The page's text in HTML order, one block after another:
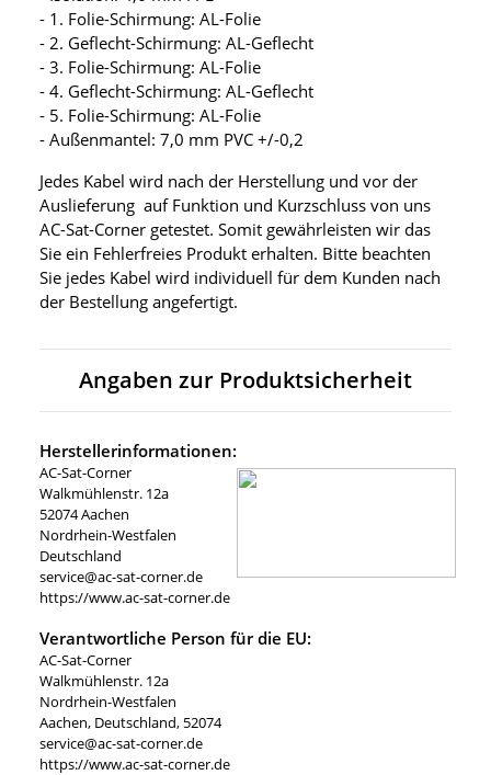
- 1. Folie-Schirmung: AL-Folie
- 2. Geflecht-Schirmung: AL-Geflecht
- 3. Folie-Schirmung: AL-Folie
- 4. Geflecht-Schirmung: AL-Geflecht
- 5. Folie-Schirmung: AL-Folie
- Außenmantel: 7,0 mm PVC +/-0,2
Jedes Kabel wird nach der Herstellung und vor der
Auslieferung auf Funktion und Kurzschluss von uns
AC-Sat-Corner getestet. Somit gewährleisten wir das
Sie ein Fehlerfreies Produkt erhalten. Bitte beachten
Sie jedes Kabel wird individuell für dem Kunden nach
der Bestellung angefertigt.
Angaben zur Produktsicherheit
Herstellerinformationen:
AC-Sat-Corner
Walkmühlenstr. 12a
52074 Aachen
Nordrhein-Westfalen
Deutschland
service@ac-sat-corner.de
https://www.ac-sat-corner.de
Verantwortliche Person für die EU:
AC-Sat-Corner
Walkmühlenstr. 12a
Nordrhein-Westfalen
Aachen, Deutschland, 52074
service@ac-sat-corner.de
https://www.ac-sat-corner.de